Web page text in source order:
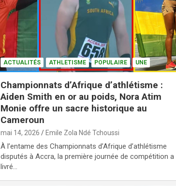
ACTUALITÉS ATHLETISME POPULAIRE UNE
Championnats d’Afrique d’athlétisme :
Aiden Smith en or au poids, Nora Atim
Monie offre un sacre historique au
Cameroun
mai 14, 2026 Emile Zola Ndé Tchoussi
À l’entame des Championnats d’Afrique d’athlétisme
disputés à Accra, la première journée de compétition a
livré…